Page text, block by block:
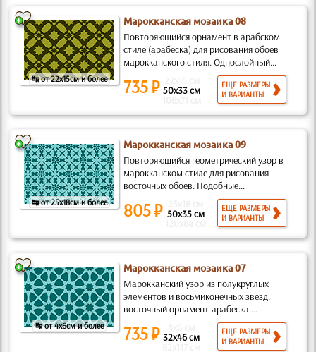
↹ от 22x15см и более
Марокканская мозаика 08
Повторяющийся орнамент в арабском
стиле (арабеска) для рисования обоев
марокканского стиля. Однослойный...
735 ₽ 50x33 см
ЕЩЕ РАЗМЕРЫ
И ВАРИАНТЫ
↹ от 25x18см и более
Марокканская мозаика 09
Повторяющийся геометрический узор в
марокканском стиле для рисования
восточных обоев. Подобные...
805 ₽ 50x35 см
ЕЩЕ РАЗМЕРЫ
И ВАРИАНТЫ
↹ от 4x6см и более
Марокканская мозаика 07
Марокканский узор из полукруглых
элементов и восьмиконечных звезд.
восточный орнамент-арабеска....
735 ₽ 32x46 см
ЕЩЕ РАЗМЕРЫ
И ВАРИАНТЫ